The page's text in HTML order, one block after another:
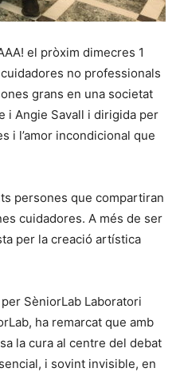
el pròxim dimecres 1
no professionals
grans en una societat
i Angie Savall i dirigida per
i l’amor incondicional que
persones que compartiran
cuidadores. A més de ser
per la creació artística
SèniorLab Laboratori
ha remarcat que amb
la cura al centre del debat
i sovint invisible, en